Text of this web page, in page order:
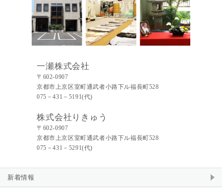
一瀬株式会社
〒602-0907
京都市上京区室町通武者小路下ル福長町528
075－431－5191(代)
株式会社りきゅう
〒602-0907
京都市上京区室町通武者小路下ル福長町528
075－431－5291(代)
新着情報